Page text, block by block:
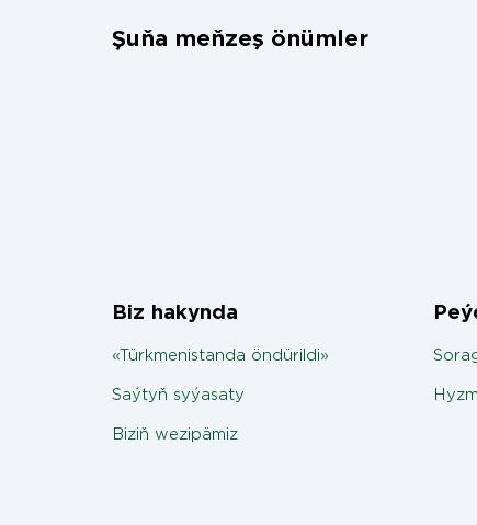
Şuňa meňzeş önümler
Biz hakynda
«Türkmenistanda öndürildi»
Saýtyň syýasaty
Biziň wezipämiz